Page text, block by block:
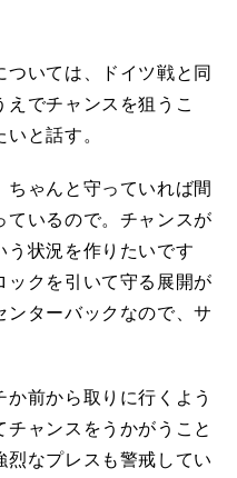
いては、ドイツ戦と同
でチャンスを狙うこ
と話す。
ちゃんと守っていれば間
いるので。チャンスが
う状況を作りたいです
ックを引いて守る展開が
ターバックなので、サ
前から取りに行くよう
ャンスをうかがうこと
なプレスも警戒してい